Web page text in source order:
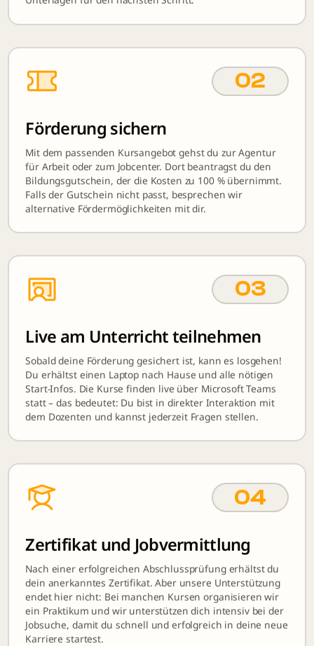
02
Förderung sichern
Mit dem passenden Kursangebot gehst du zur Agentur
für Arbeit oder zum Jobcenter. Dort beantragst du den
Bildungsgutschein, der die Kosten zu 100 % übernimmt.
Falls der Gutschein nicht passt, besprechen wir
alternative Fördermöglichkeiten mit dir.
03
Live am Unterricht teilnehmen
Sobald deine Förderung gesichert ist, kann es losgehen!
Du erhältst einen Laptop nach Hause und alle nötigen
Start-Infos. Die Kurse finden live über Microsoft Teams
statt – das bedeutet: Du bist in direkter Interaktion mit
dem Dozenten und kannst jederzeit Fragen stellen.
04
Zertifikat und Jobvermittlung
Nach einer erfolgreichen Abschlussprüfung erhältst du
dein anerkanntes Zertifikat. Aber unsere Unterstützung
endet hier nicht: Bei manchen Kursen organisieren wir
ein Praktikum und wir unterstützen dich intensiv bei der
Jobsuche, damit du schnell und erfolgreich in deine neue
Karriere startest.